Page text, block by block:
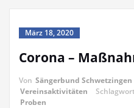
März 18, 2020
Corona –
Von Sängerbund Schwetzingen
Vereinsaktivitäten
Proben